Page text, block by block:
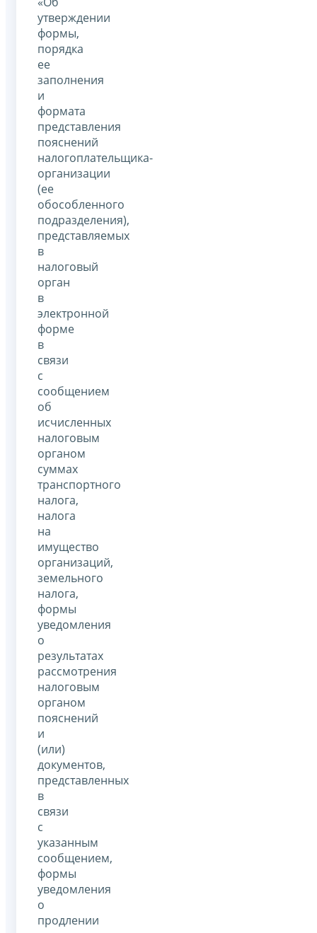
утверждении
формы,
порядка
ее
заполнения
и
формата
представления
пояснений
налогоплательщика-
организации
(ее
обособленного
подразделения),
представляемых
в
налоговый
орган
в
электронной
форме
в
связи
с
сообщением
об
исчисленных
налоговым
органом
суммах
транспортного
налога,
налога
на
имущество
организаций,
земельного
налога,
формы
уведомления
о
результатах
рассмотрения
налоговым
органом
пояснений
и
(или)
документов,
представленных
в
связи
с
указанным
сообщением,
формы
уведомления
о
продлении